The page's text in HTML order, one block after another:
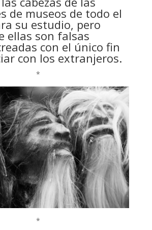
de museos de todo el
su estudio, pero
ellas son falsas
con el único fin
con los extranjeros.
*
*